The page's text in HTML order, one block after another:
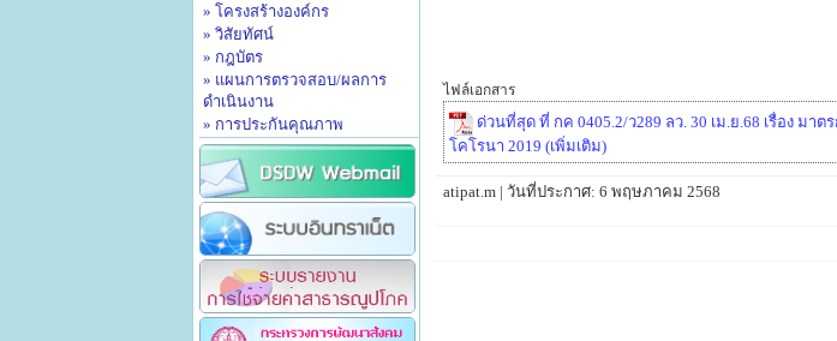
» โครงสร้างองค์กร
» วิสัยทัศน์
» กฎบัตร
» แผนการตรวจสอบ/ผลการ
ดำเนินงาน
» การประกันคุณภาพ
ไฟล์เอกสาร
ด่วนที่สุด ที่ กค 0405.2/ว289 ลว. 30 เม.ย.68 เรื่อง ม
โคโรนา 2019 (เพิ่มเติม)
atipat.m | วันที่ประกาศ: 6 พฤษภาคม 2568